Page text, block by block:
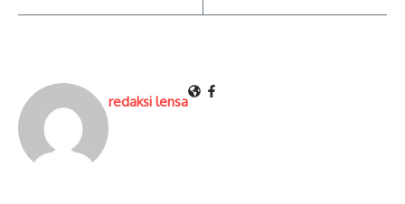
redaksi lensa